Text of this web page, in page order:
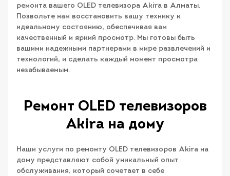
ремонта вашего OLED телевизора Akira в Алматы.
Позвольте нам восстановить вашу технику к
идеальному состоянию, обеспечивая вам
качественный и яркий просмотр. Мы готовы быть
вашими надежными партнерами в мире развлечений и
технологий, и сделать каждый момент просмотра
незабываемым.
Ремонт OLED телевизоров
Akira на дому
Наши услуги по ремонту OLED телевизоров Akira на
дому представляют собой уникальный опыт
обслуживания, который сочетает в себе